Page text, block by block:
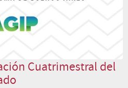
Cuatrimestral del